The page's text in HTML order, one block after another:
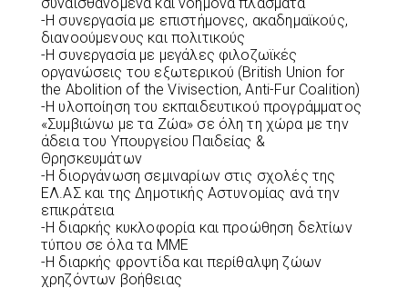
-Η συνεργασία με επιστήμονες, ακαδημαϊκούς,
διανοούμενους και πολιτικούς
-Η συνεργασία με μεγάλες φιλοζωϊκές
οργανώσεις του εξωτερικού (Βritish Union for
the Abolition of the Vivisection, Anti-Fur Coalition)
-Η υλοποίηση του εκπαιδευτικού προγράμματος
«Συμβιώνω με τα Ζώα» σε όλη τη χώρα με την
άδεια του Υπουργείου Παιδείας &
Θρησκευμάτων
-Η διοργάνωση σεμιναρίων στις σχολές της
ΕΛ.ΑΣ και της Δημοτικής Αστυνομίας ανά την
επικράτεια
-Η διαρκής κυκλοφορία και προώθηση δελτίων
τύπου σε όλα τα ΜΜΕ
-Η διαρκής φροντίδα και περίθαλψη ζώων
χρηζόντων βοήθειας